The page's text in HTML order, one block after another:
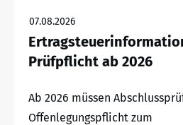
07.08.2026
Prüfpflicht ab 2026
Ab 2026 müssen
Offenlegungspflicht zum